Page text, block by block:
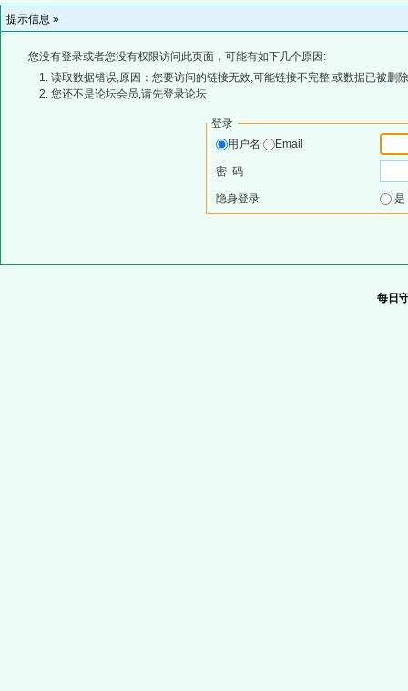
提示信息 »
您没有登录或者您没有权限访问此页面，可能有如下几个原因:
读取数据错误,原因：您要访问的链接无效,可能链接不完整,或数据已被删
您还不是论坛会员,请先登录论坛
登录
用户名
Email
密 码
隐身登录
每日